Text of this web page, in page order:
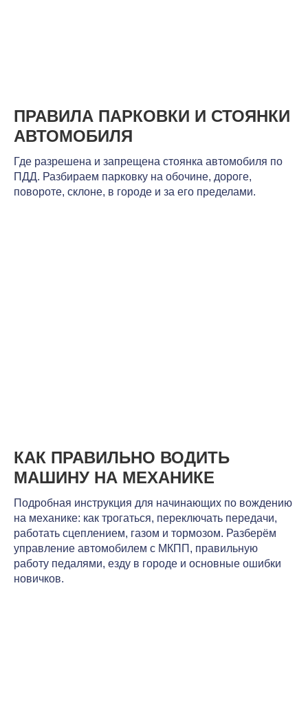
ПРАВИЛА ПАРКОВКИ И СТОЯНКИ
АВТОМОБИЛЯ
Где разрешена и запрещена стоянка автомобиля по
ПДД. Разбираем парковку на обочине, дороге,
повороте, склоне, в городе и за его пределами.
КАК ПРАВИЛЬНО ВОДИТЬ
МАШИНУ НА МЕХАНИКЕ
Подробная инструкция для начинающих по вождению
на механике: как трогаться, переключать передачи,
работать сцеплением, газом и тормозом. Разберём
управление автомобилем с МКПП, правильную
работу педалями, езду в городе и основные ошибки
новичков.